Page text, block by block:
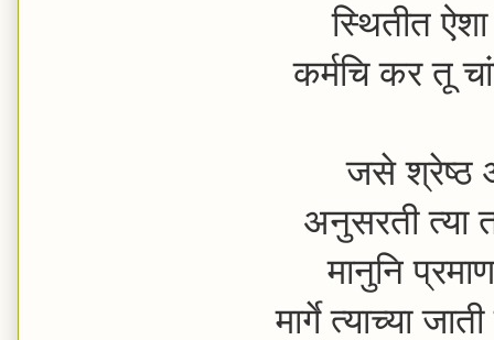
स्थितीत
कर्मचि कर तू
जसे श्रेष्ठ
अनुसरती त्या
मानुनि
मार्गे त्याच्या